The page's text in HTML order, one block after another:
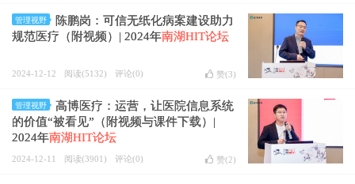
管理视野
陈鹏岗：可信无纸化病案建设助力
规范医疗（附视频）| 2024年南湖HIT论坛
2024-12-12 阅读(5132) 评论(0) 赞(3)
管理视野
高博医疗：运营，让医院信息系统
的价值“被看见”（附视频与课件下载）|
2024年南湖HIT论坛
2024-12-11 阅读(3901) 评论(0) 赞(2)